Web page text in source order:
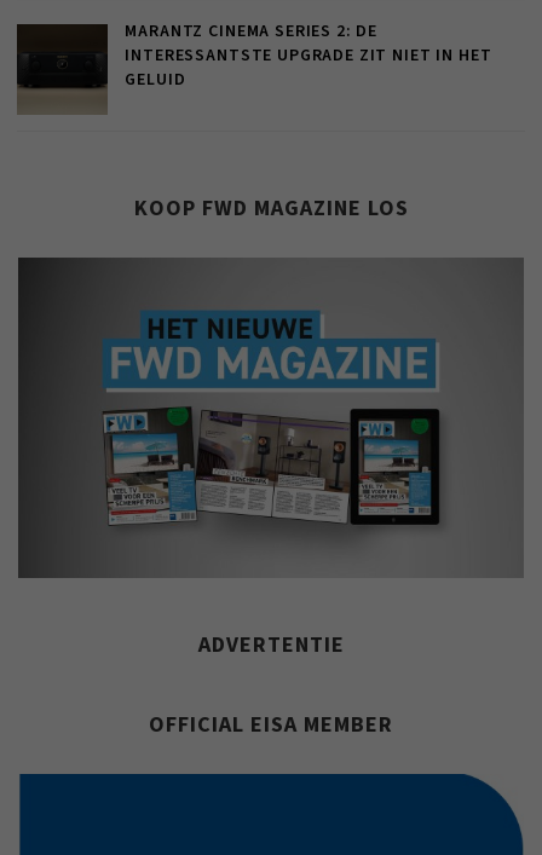
MARANTZ CINEMA SERIES 2: DE
INTERESSANTSTE UPGRADE ZIT NIET IN HET
GELUID
KOOP FWD MAGAZINE LOS
ADVERTENTIE
OFFICIAL EISA MEMBER